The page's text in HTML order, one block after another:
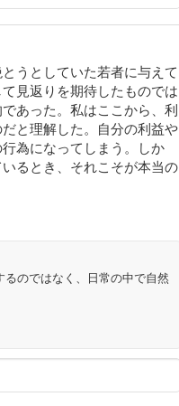
うとしていた若者に与えて
見返りを期待したものでは
あった。私はここから、利
と理解した。自分の利益や
為になってしまう。しか
るとき、それこそが本当の
のではなく、日常の中で自然